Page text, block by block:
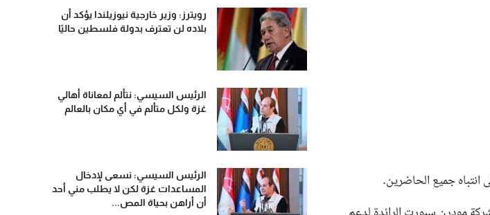
انتباه جميع الحاضرين.
رويترز: وزير خارجية نيوزيلندا يؤكد أن
بلاده لن تعترف بدولة فلسطين حاليًا
الرئيس السيسي: نتألم لمعاناة أهالي
غزة ولكل متألم في أي مكان بالعالم
الرئيس السيسي: نسعى لإدخال
المساعدات غزة لكن لا يطلب مني أحد
أن أراهن بحياة المص...